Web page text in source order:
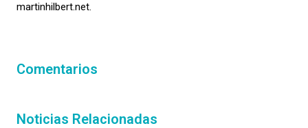
martinhilbert.net.
Comentarios
Noticias Relacionadas